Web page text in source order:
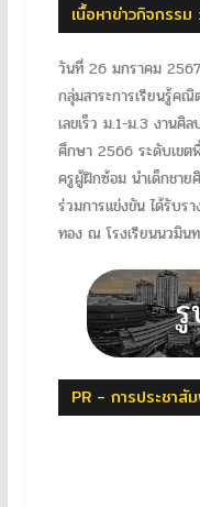
เนื้อหาข่าวกิจกรรม :
วันที่ 26 มกราคม
กลุ่มสาระการเรียนรู้คณิ
เลขเร็ว ม.1-ม.3 งานศิ
ศึกษา 2566 ระดับเขต
ครูผู้ฝึกซ้อม นำเด็กชาย
ร่วมการแข่งขัน ได้รับ
ทอง ณ โรงเรียนนวมิน
PR - การประชาสั